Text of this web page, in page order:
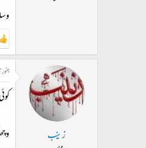
زینب
جنوری